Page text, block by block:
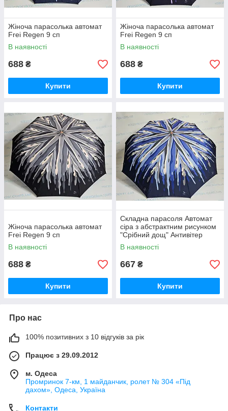
Жіноча парасолька автомат
Frei Regen 9 сп
В наявності
688 ₴
Купити
Жіноча парасолька автомат
Frei Regen 9 сп
В наявності
688 ₴
Купити
Жіноча парасолька автомат
Frei Regen 9 сп
В наявності
688 ₴
Купити
Складна парасоля Автомат
сіра з абстрактним рисунком
"Срібний дощ" Антивітер
В наявності
667 ₴
Купити
Про нас
100% позитивних з 10 відгуків за рік
Працює з 29.09.2012
м. Одеса
Промринок 7-км, 1 майданчик, ролет № 304 «Під
дахом», Одеса, Україна
Контакти